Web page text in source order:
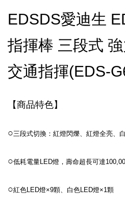
EDSDS愛迪生
指揮棒 三段式
交通指揮(EDS-
【商品特色】
○三段式切換：紅燈閃爍、紅燈全亮、
○低耗電量LED燈，壽命超長可達
○紅色LED燈×9顆、白色LED燈×1顆